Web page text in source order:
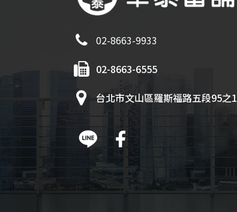
02-8663-9933
02-8663-6555
台北市文山區羅斯福路五段95之1